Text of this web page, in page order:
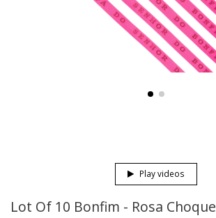
Play videos
Lot Of 10 Bonfim - Rosa Choque